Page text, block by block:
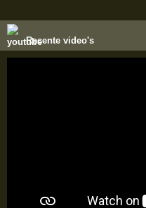
Recente video's